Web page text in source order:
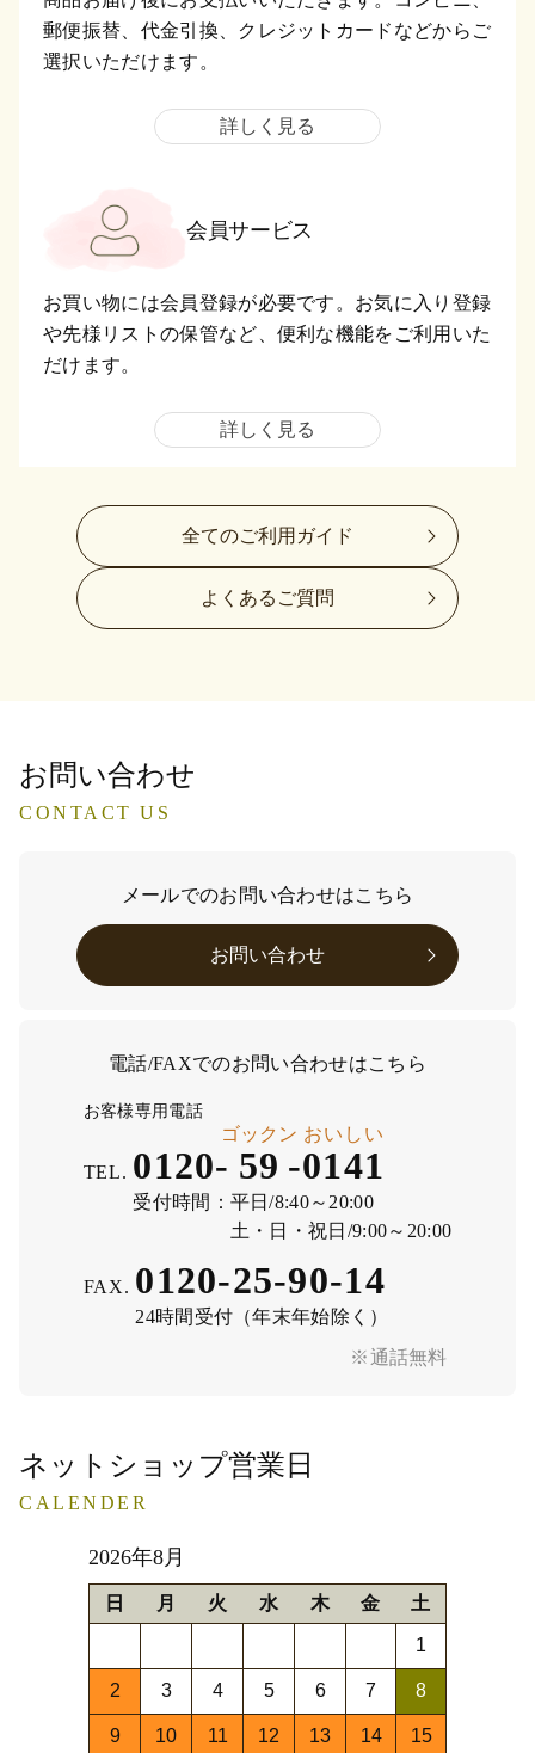
郵便振替、代金引換、クレジットカードなどからご
選択いただけます。
詳しく見る
会員サービス
お買い物には会員登録が必要です。お気に入り登録
や先様リストの保管など、便利な機能をご利用いた
だけます。
詳しく見る
全てのご利用ガイド
よくあるご質問
お問い合わせ
CONTACT US
メールでのお問い合わせはこちら
お問い合わせ
電話/FAXでのお問い合わせはこちら
※通話無料
お客様専用電話
TEL. 0120- 59
ゴックン
-0141
おいしい
受付時間： 平日/8:40～20:00
土・日・祝日/9:00～20:00
FAX. 0120-25-90-14
24時間受付（年末年始除く）
ネットショップ営業日
CALENDER
2026年8月
日 月 火 水 木 金 土
1
2 3 4 5 6 7 8
9 10 11 12 13 14 15